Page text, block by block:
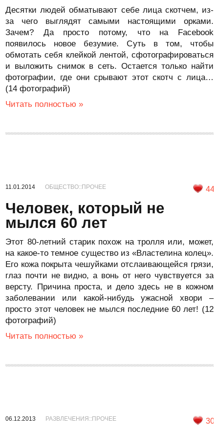
Десятки людей обматывают себе лица скотчем, из-
за чего выглядят самыми настоящими орками.
Зачем? Да просто потому, что на Facebook
появилось новое безумие. Суть в том, чтобы
обмотать себя клейкой лентой, сфотографироваться
и выложить снимок в сеть. Остается только найти
фотографии, где они срывают этот скотч с лица…
(14 фотографий)
Читать полностью »
11.01.2014 ОБЩЕСТВО::ПРОЧЕЕ 44
Человек, который не
мылся 60 лет
Этот 80-летний старик похож на тролля или, может,
на какое-то темное существо из «Властелина колец».
Его кожа покрыта чешуйками отслаивающейся грязи,
глаз почти не видно, а вонь от него чувствуется за
версту. Причина проста, и дело здесь не в кожном
заболевании или какой-нибудь ужасной хвори –
просто этот человек не мылся последние 60 лет! (12
фотографий)
Читать полностью »
06.12.2013 РАЗВЛЕЧЕНИЯ::ПРОЧЕЕ 30